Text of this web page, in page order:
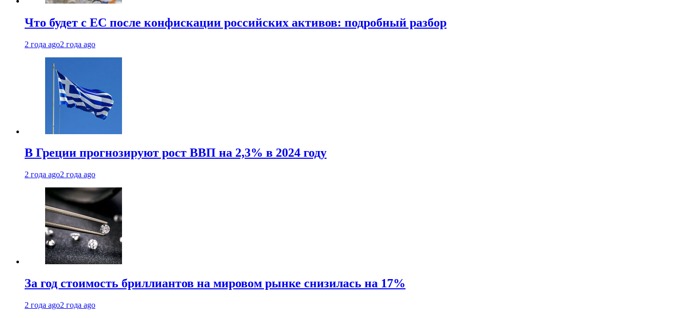
Что будет с ЕС после конфискации российских активов: подробный разбор
2 года ago2 года ago
В Греции прогнозируют рост ВВП на 2,3% в 2024 году
2 года ago2 года ago
За год стоимость бриллиантов на мировом рынке снизилась на 17%
2 года ago2 года ago